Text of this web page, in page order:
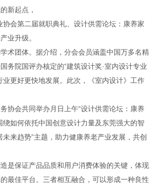
新起点，
会第二届就职典礼、设计供需论坛：康养家
业升级。
术团体。据介绍，分会会员涵盖中国万多名精
务院国评办核定的“建筑设计奖·室内设计专业
更好更快地发展。此次，《室内设计》工作
协会共同举办月日上午“设计供需论坛：康养
如何依托中国创意设计力量及东莞强大的智
来趋势”主题，助力健康养老产业发展，共创
是保证产品品质和用户消费体验的关键，体现
最佳平台。三者相互融合，可以形成一种良性